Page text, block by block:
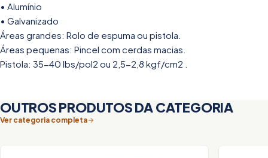
• Alumínio
• Galvanizado
Áreas grandes: Rolo de espuma ou pistola.
Áreas pequenas: Pincel com cerdas macias.
Pistola: 35-40 lbs/pol2 ou 2,5-2,8 kgf/cm2 .
OUTROS PRODUTOS DA CATEGORIA
Ver categoria completa